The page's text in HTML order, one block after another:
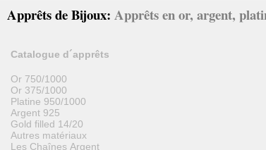
Apprêts de Bijoux: Apprêts en or, argent,
Catalogue d´apprêts
Or 750/1000
Or 375/1000
Platine 950/1000
Argent 925
Gold filled 14/20
Autres matériaux
Les Chaînes Argent